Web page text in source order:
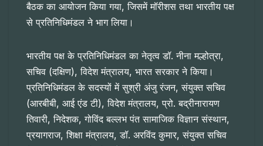
बैठक का आयोजन किया गया, जिसमें मॉरीशस तथा भारतीय पक्ष
से प्रतिनिधिमंडल ने भाग लिया।
भारतीय पक्ष के प्रतिनिधिमंडल का नेतृत्व डॉ. नीना मल्होत्रा,
सचिव (दक्षिण), विदेश मंत्रालय, भारत सरकार ने किया।
प्रतिनिधिमंडल के सदस्यों में सुश्री अंजु रंजन, संयुक्त सचिव
(आरबीबी, आई एंड टी), विदेश मंत्रालय, प्रो. बद्रीनारायण
तिवारी, निदेशक, गोविंद बल्लभ पंत सामाजिक विज्ञान संस्थान,
प्रयागराज, शिक्षा मंत्रालय, डॉ. अरविंद कुमार, संयुक्त सचिव